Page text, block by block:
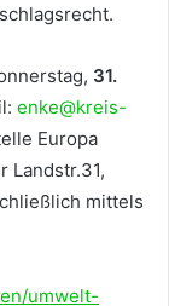
31.
enke@kreis-
Europa
Landstr.31,
mittels
umwelt-